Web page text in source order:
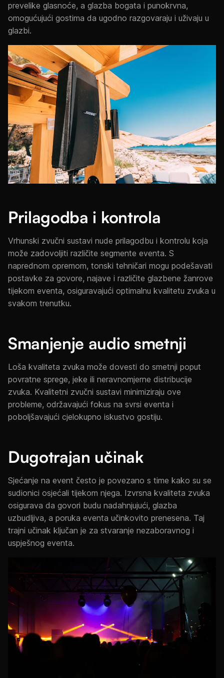
prevelike glasnoće, a glazba bogata i punokrvna,
omogućujući gostima da ugodno razgovaraju i uživaju u
glazbi.
Prilagodba i kontrola
Vrhunski zvučni sustavi nude prilagodbu i kontrolu koja
može zadovoljiti različite segmente eventa. S
naprednom opremom, tonski tehničari mogu podešavati
postavke za govore, najave i različite glazbene žanrove
tijekom eventa, osiguravajući optimalnu kvalitetu zvuka u
svakom trenutku.
Smanjenje audio smetnji
Loša kvaliteta zvuka može dovesti do smetnji poput
povratne sprege, jeke ili neravnomjerne distribucije
zvuka. Kvalitetni zvučni sustavi minimiziraju ove
probleme, održavajući fokus na svrsi eventa i
poboljšavajući cjelokupno iskustvo gostiju.
Dugotrajan učinak
Sjećanje na event često je povezano s time kako su se
sudionici osjećali tijekom njega. Izvrsna kvaliteta zvuka
osigurava da govori budu nadahnjujući, glazba
uzbudljiva, a poruka eventa učinkovito prenesena. Taj
trajni učinak ključan je za stvaranje nezaboravnog i
uspješnog eventa.